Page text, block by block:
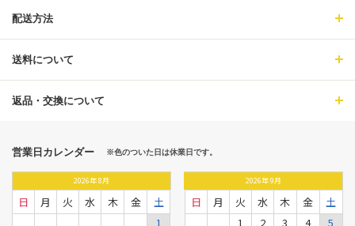
配送方法
送料について
返品・交換について
営業日カレンダー ※色のついた日は休業日です。
2026年8月
日 月 火 水 木 金
土
1
2026年9月
日 月 火 水 木 金
土
1
2 3 4
5